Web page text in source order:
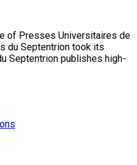
of Presses Universitaires de
du Septentrion took its
Septentrion publishes high-